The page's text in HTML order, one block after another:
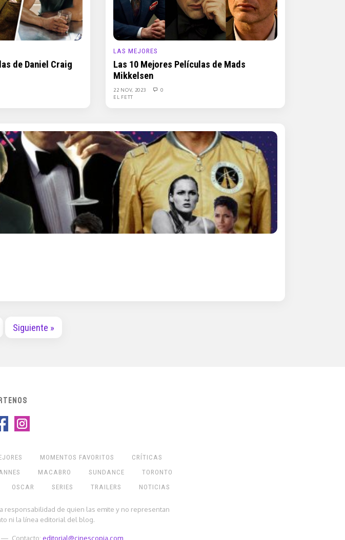
de Daniel Craig
LAS MEJORES
Las 10 Mejores Películas de Mads
Mikkelsen
22 NOV, 2023
0
EL FETT
Siguiente »
MOMENTOS FAVORITOS
CRÍTICAS
MACABRO SUNDANCE
TORONTO
OSCAR SERIES TRAILERS NOTICIAS
responsabilidad de quien las emite y no representan
ni la línea editorial del blog.
— Contacto: editorial@cinescopia.com